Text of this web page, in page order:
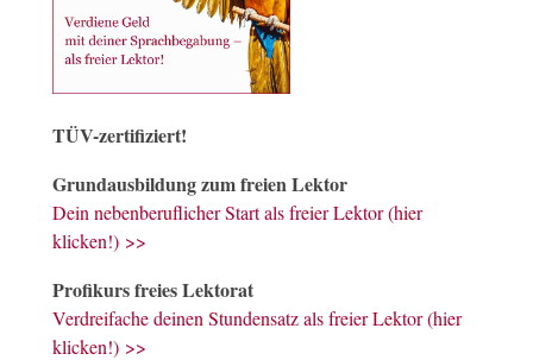
TÜV-zertifiziert!
Grundausbildung zum freien Lektor
Dein nebenberuflicher Start als freier Lektor (hier
klicken!) >>
Profikurs freies Lektorat
Verdreifache deinen Stundensatz als freier Lektor (hier
klicken!) >>